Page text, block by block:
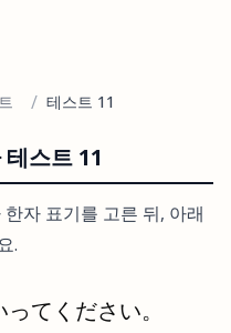
/ 테스트 11
스트 11
자 표기를 고른 뒤, 아래
.
てください。